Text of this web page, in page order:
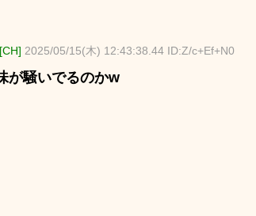
2025/05/15(木) 12:43:38.44 ID:Z/c+Ef+N0
が騒いでるのかw